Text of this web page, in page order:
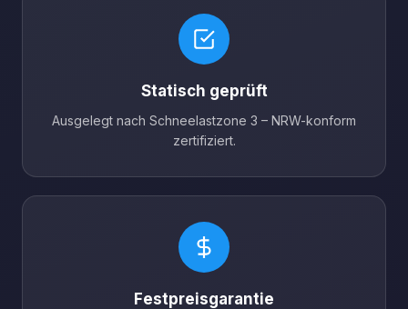
Statisch geprüft
Ausgelegt nach Schneelastzone 3 – NRW-konform
zertifiziert.
Festpreisgarantie